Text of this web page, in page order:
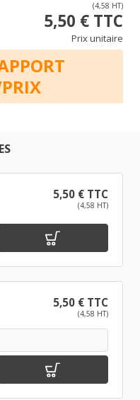
(4,58 HT)
5,50 € TTC
Prix unitaire
5,50 € TTC
(4,58 HT)
5,50 € TTC
(4,58 HT)